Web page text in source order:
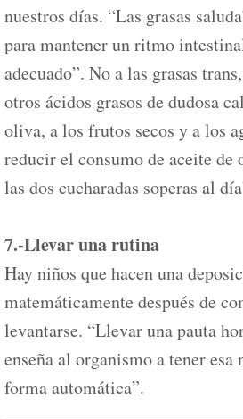
nuestros días. “Las grasas
para mantener un ritmo
adecuado”. No a las grasas
otros ácidos grasos de dudosa
oliva, a los frutos secos y a los
reducir el consumo de aceite de
las dos cucharadas soperas al
7.-Llevar una rutina
Hay niños que hacen una
matemáticamente después de
levantarse. “Llevar una pauta
enseña al organismo a tener esa
forma automática”.